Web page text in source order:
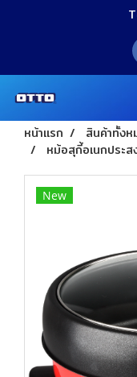
หน้าแรก สินค้าทั้งห
หม้อสุกี้อเนกประส
New